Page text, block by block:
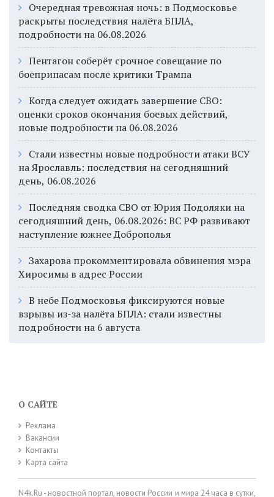
Очередная тревожная ночь: в Подмосковье
раскрыты последствия налёта БПЛА,
подробности на 06.08.2026
Пентагон соберёт срочное совещание по
боеприпасам после критики Трампа
Когда следует ожидать завершение СВО:
оценки сроков окончания боевых действий,
новые подробности на 06.08.2026
Стали известны новые подробности атаки ВСУ
на Ярославль: последствия на сегодняшний
день, 06.08.2026
Последняя сводка СВО от Юрия Подоляки на
сегодняшний день, 06.08.2026: ВС РФ развивают
наступление южнее Доброполья
Захарова прокомментировала обвинения мэра
Хиросимы в адрес России
В небе Подмосковья фиксируются новые
взрывы из-за налёта БПЛА: стали известны
подробности на 6 августа
О САЙТЕ
Реклама
Вакансии
Контакты
Карта сайта
N4k.Ru - новостной портал, новости России и мира 24 часа в сутки,